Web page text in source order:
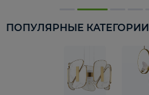
ПОПУЛЯРНЫЕ КАТЕГОРИИ